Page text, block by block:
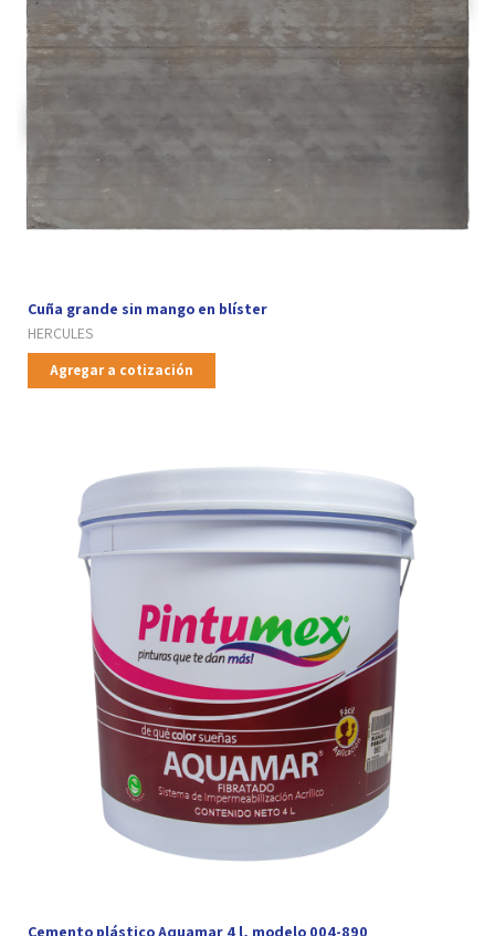
Cuña grande sin mango en blíster
HERCULES
Agregar a cotización
Cemento plástico Aquamar 4 l, modelo 004-890